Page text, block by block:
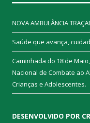
NOVA AMBULÂNCIA
Saúde que avança,
Caminhada do 18 de
Nacional de Combate ao
Crianças e Adolescentes.
DESENVOLVIDO POR